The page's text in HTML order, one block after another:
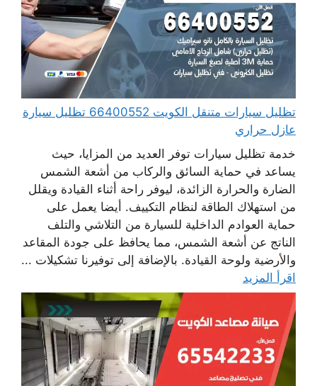
تظليل سيارات متنقل الكويت 66400552 تظليل سيارة
عازل حراري
خدمة تظليل سيارات توفر العديد من المزايا، حيث
يساعد في حماية السائق والركاب من أشعة الشمس
الضارة والحرارة الزائدة، ليوفر راحة أثناء القيادة ويقلل
من استهلاك الطاقة لنظام التكييف. أيضا يعمل على
حماية العوادم الداخلية للسيارة من التلاشي والتلف
الناتج عن أشعة الشمس، مما يحافظ على جودة المقاعد
والأرضية ولوحة القيادة. بالإضافة إلى توفيرنا تشكيلات ...
اقرأ المزيد